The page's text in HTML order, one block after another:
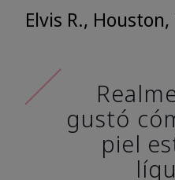
Elvis R., Houston,
gustó
piel